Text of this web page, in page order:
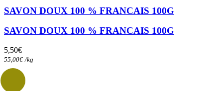
SAVON DOUX 100 % FRANCAIS 100G
SAVON DOUX 100 % FRANCAIS 100G
5,50€
55,00€ /kg